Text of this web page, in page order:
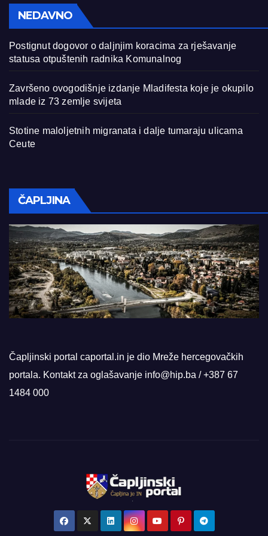
NEDAVNO
Postignut dogovor o daljnjim koracima za rješavanje
statusa otpuštenih radnika Komunalnog
Završeno ovogodišnje izdanje Mladifesta koje je okupilo
mlade iz 73 zemlje svijeta
Stotine maloljetnih migranata i dalje tumaraju ulicama
Ceute
ČAPLJINA
Čapljinski portal caportal.in je dio Mreže hercegovačkih
portala. Kontakt za oglašavanje info@hip.ba / +387 67
1484 000